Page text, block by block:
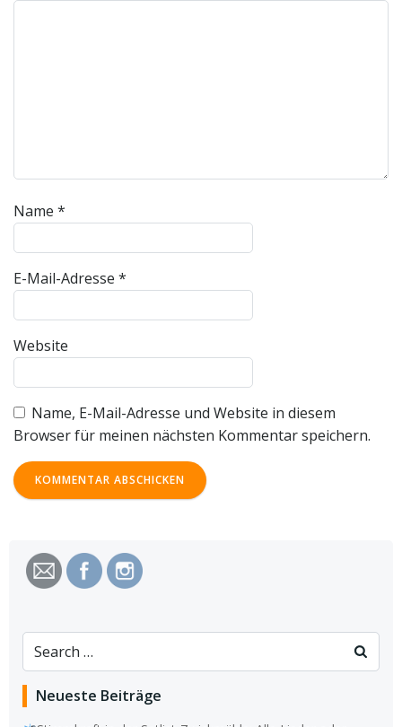
Name *
E-Mail-Adresse *
Website
Name, E-Mail-Adresse und Website in diesem
Browser für meinen nächsten Kommentar speichern.
Search
for:
Neueste Beiträge